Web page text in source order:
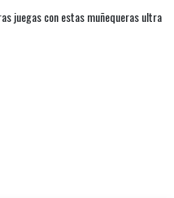
juegas con estas muñequeras ultra